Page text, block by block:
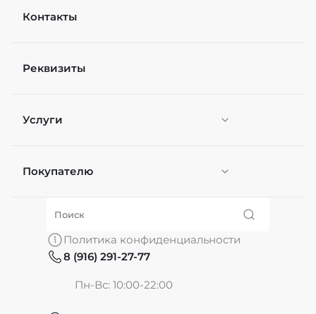
Контакты
Реквизиты
Услуги
Персонификация
Покупателю
О нас
Политика конфиденциальности
8 (916) 291-27-77
Пн-Вс: 10:00-22:00